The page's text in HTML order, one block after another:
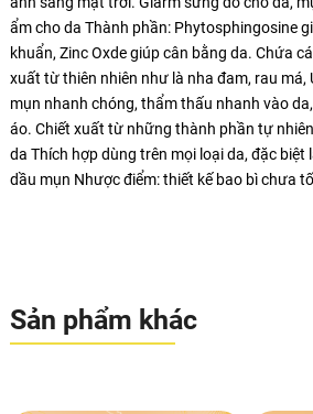
ẩm cho da Thành phần: Phytosphingosine
khuẩn, Zinc Oxde giúp cân bằng da. Chứa
xuất từ thiên nhiên như là nha đam, rau má,
mụn nhanh chóng, thẩm thấu nhanh vào
áo. Chiết xuất từ những thành phần tự
da Thích hợp dùng trên mọi loại da, đặc biệt
dầu mụn Nhược điểm: thiết kế bao bì chưa
Sản phẩm khác